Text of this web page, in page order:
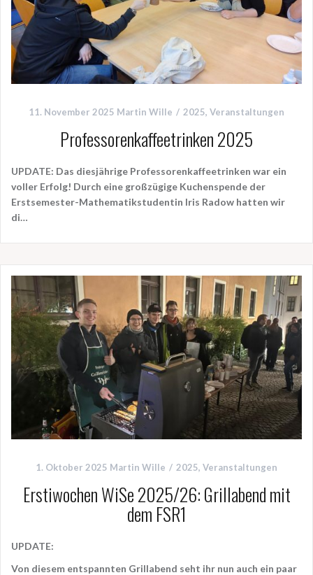
11. November 2025 Martin Wille 2025, Veranstaltungen
Professorenkaffeetrinken 2025
UPDATE: Das diesjährige Professorenkaffeetrinken war ein
voller Erfolg! Durch eine großzügige Kuchenspende der
Erstsemester-Mathematikstudentin Iris Radow hatten wir
di…
1. Oktober 2025 Martin Wille 2025, Veranstaltungen
Erstiwochen WiSe 2025/26: Grillabend mit
dem FSR1
UPDATE:
Von diesem entspannten Grillabend seht ihr nun auch ein paar